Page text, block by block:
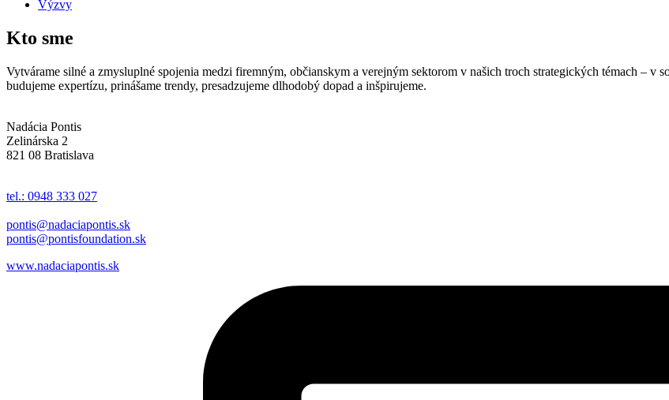
Výzvy
Kto sme
Vytvárame silné a zmysluplné spojenia medzi firemným, občianskym a verejným sektorom v našich troch strategických témach –
budujeme expertízu, prinášame trendy, presadzujeme dlhodobý dopad a inšpirujeme.
Nadácia Pontis
Zelinárska 2
821 08 Bratislava
tel.: 0948 333 027
pontis@nadaciapontis.sk
pontis@pontisfoundation.sk
www.nadaciapontis.sk